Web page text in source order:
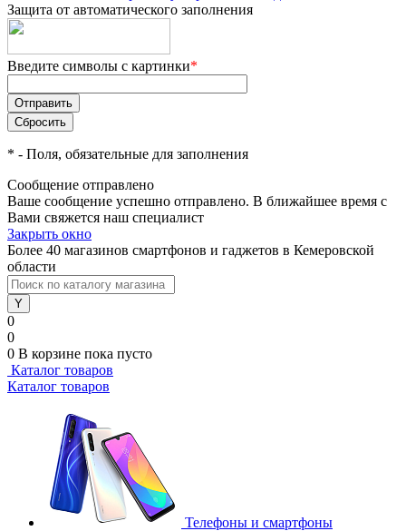
Защита от автоматического заполнения
Введите символы с картинки*
* - Поля, обязательные для заполнения
Сообщение отправлено
Ваше сообщение успешно отправлено. В ближайшее время с
Вами свяжется наш специалист
Закрыть окно
Более 40 магазинов смартфонов и гаджетов в Кемеровской
области
0
0
0 В корзине пока пусто
Каталог товаров
Каталог товаров
Телефоны и смартфоны